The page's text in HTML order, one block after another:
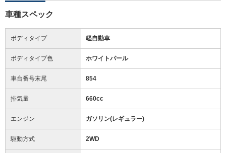
車種スペック
ボディタイプ 軽自動車
ボディタイプ色 ホワイトパール
車台番号末尾 854
排気量 660cc
エンジン ガソリン(レギュラー)
駆動方式 2WD